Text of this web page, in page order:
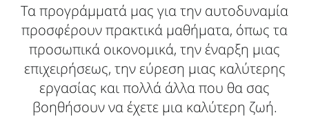
Τα προγράμματά μας για την αυτοδυναμία
προσφέρουν πρακτικά μαθήματα, όπως τα
προσωπικά οικονομικά, την έναρξη μιας
επιχειρήσεως, την εύρεση μιας καλύτερης
εργασίας και πολλά άλλα που θα σας
βοηθήσουν να έχετε μια καλύτερη ζωή.